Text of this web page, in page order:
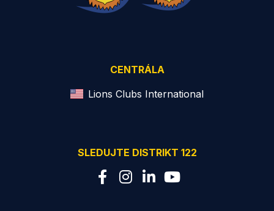
CENTRÁLA
Lions Clubs International
SLEDUJTE DISTRIKT 122